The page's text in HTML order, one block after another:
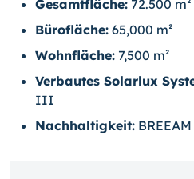
Gesamtfläche: 72.500 m²
Bürofläche: 65,000 m²
Wohnfläche: 7,500 m²
Verbautes Solarlux
III
Nachhaltigkeit: